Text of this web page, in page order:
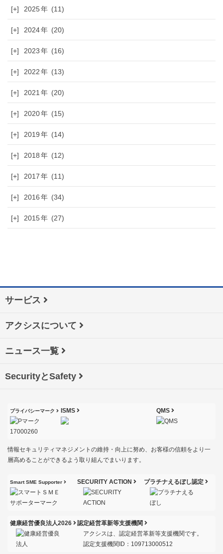
[+] 2025 (11)
[+] 2024 (20)
[+] 2023 (16)
[+] 2022 (13)
[+] 2021 (20)
[+] 2020 (15)
[+] 2019 (14)
[+] 2018 (12)
[+] 2017 (11)
[+] 2016 (34)
[+] 2015 (27)
サービス
アクシスについて
ニュース一覧
SecurityとSafety
プライバシーマーク ISMS QMS
情報セキュリティマネジメントの維持・向上に努め、お客様の信頼をより一
層高めることができるよう取り組んでまいります。
Smart SME Supporter SECURITY ACTION プラチナえるぼし認定
健康経営優良法人2026
認定経営革新等支援機関
アクシスは、認定経営革新等支援機関です。
認定支援機関ID：109713000512